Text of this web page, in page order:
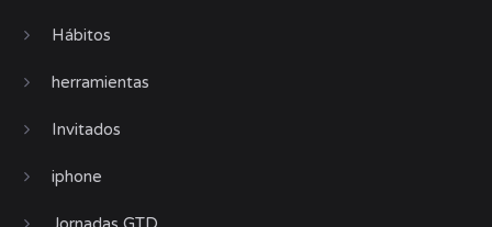
Hábitos
herramientas
Invitados
iphone